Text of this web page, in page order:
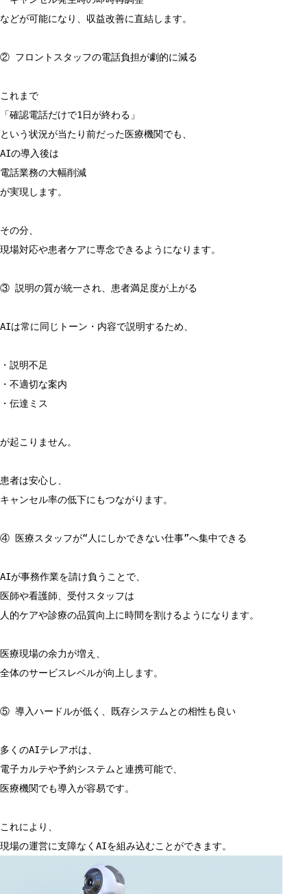
などが可能になり、収益改善に直結します。
② フロントスタッフの電話負担が劇的に減る
これまで
「確認電話だけで1日が終わる」
という状況が当たり前だった医療機関でも、
AIの導入後は
電話業務の大幅削減
が実現します。
その分、
現場対応や患者ケアに専念できるようになります。
③ 説明の質が統一され、患者満足度が上がる
AIは常に同じトーン・内容で説明するため、
・説明不足
・不適切な案内
・伝達ミス
が起こりません。
患者は安心し、
キャンセル率の低下にもつながります。
④ 医療スタッフが“人にしかできない仕事”へ集中できる
AIが事務作業を請け負うことで、
医師や看護師、受付スタッフは
人的ケアや診療の品質向上に時間を割けるようになります。
医療現場の余力が増え、
全体のサービスレベルが向上します。
⑤ 導入ハードルが低く、既存システムとの相性も良い
多くのAIテレアポは、
電子カルテや予約システムと連携可能で、
医療機関でも導入が容易です。
これにより、
現場の運営に支障なくAIを組み込むことができます。